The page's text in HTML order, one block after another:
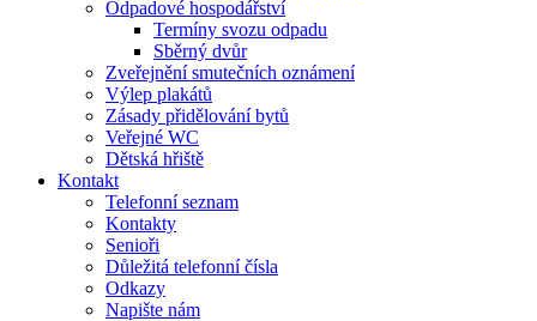
Odpadové hospodářství
Termíny svozu odpadu
Sběrný dvůr
Zveřejnění smutečních oznámení
Výlep plakátů
Zásady přidělování bytů
Veřejné WC
Dětská hřiště
Kontakt
Telefonní seznam
Kontakty
Senioři
Důležitá telefonní čísla
Odkazy
Napište nám